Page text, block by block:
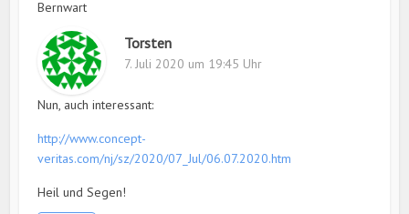
Bernwart
Torsten
7. Juli 2020 um 19:45 Uhr
Nun, auch interessant:
http://www.concept-
veritas.com/nj/sz/2020/07_Jul/06.07.2020.htm
Heil und Segen!